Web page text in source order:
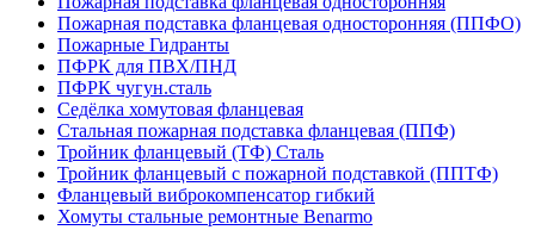
Пожарная подставка фланцевая односторонняя (ППФО)
Пожарные Гидранты
ПФРК для ПВХ/ПНД
ПФРК чугун.сталь
Седёлка хомутовая фланцевая
Стальная пожарная подставка фланцевая (ППФ)
Тройник фланцевый (ТФ) Сталь
Тройник фланцевый с пожарной подставкой (ППТФ)
Фланцевый виброкомпенсатор гибкий
Хомуты стальные ремонтные Benarmo